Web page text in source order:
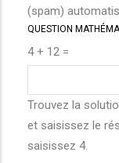
(spam)
QUESTION
4 + 12 =
Trouvez la
et saisissez le
saisissez 4.